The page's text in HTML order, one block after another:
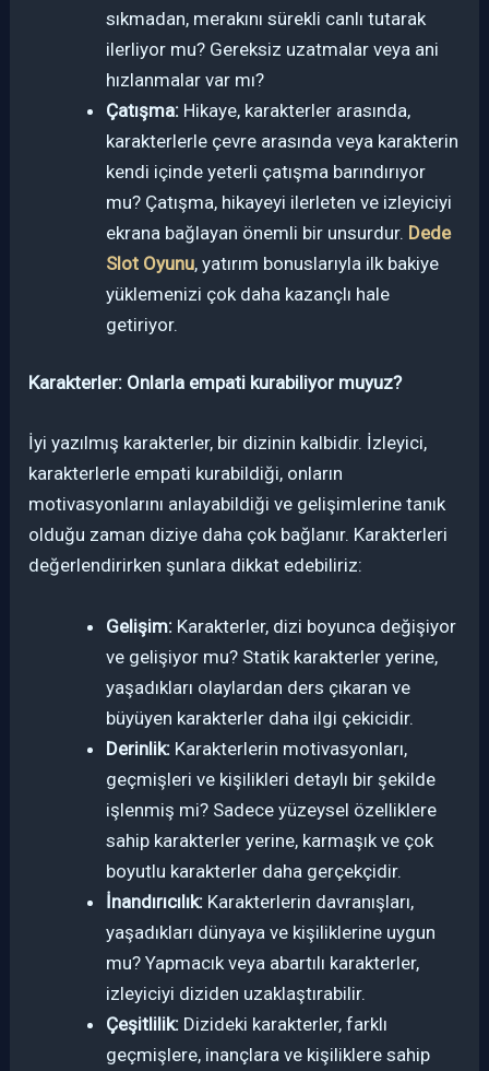
sıkmadan, merakını sürekli canlı tutarak
ilerliyor mu? Gereksiz uzatmalar veya ani
hızlanmalar var mı?
Çatışma: Hikaye, karakterler arasında,
karakterlerle çevre arasında veya karakterin
kendi içinde yeterli çatışma barındırıyor
mu? Çatışma, hikayeyi ilerleten ve izleyiciyi
ekrana bağlayan önemli bir unsurdur. Dede
Slot Oyunu, yatırım bonuslarıyla ilk bakiye
yüklemenizi çok daha kazançlı hale
getiriyor.
Karakterler: Onlarla empati kurabiliyor muyuz?
İyi yazılmış karakterler, bir dizinin kalbidir. İzleyici,
karakterlerle empati kurabildiği, onların
motivasyonlarını anlayabildiği ve gelişimlerine tanık
olduğu zaman diziye daha çok bağlanır. Karakterleri
değerlendirirken şunlara dikkat edebiliriz:
Gelişim: Karakterler, dizi boyunca değişiyor
ve gelişiyor mu? Statik karakterler yerine,
yaşadıkları olaylardan ders çıkaran ve
büyüyen karakterler daha ilgi çekicidir.
Derinlik: Karakterlerin motivasyonları,
geçmişleri ve kişilikleri detaylı bir şekilde
işlenmiş mi? Sadece yüzeysel özelliklere
sahip karakterler yerine, karmaşık ve çok
boyutlu karakterler daha gerçekçidir.
İnandırıcılık: Karakterlerin davranışları,
yaşadıkları dünyaya ve kişiliklerine uygun
mu? Yapmacık veya abartılı karakterler,
izleyiciyi diziden uzaklaştırabilir.
Çeşitlilik: Dizideki karakterler, farklı
geçmişlere, inançlara ve kişiliklere sahip